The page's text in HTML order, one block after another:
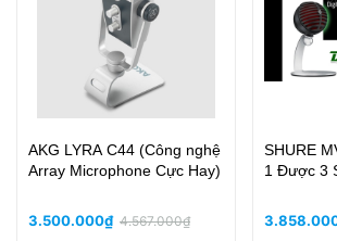
AKG LYRA C44 (Công nghệ
Array Microphone Cực Hay)
3.500.000₫ 4.567.000₫
SHURE
1 Được 3